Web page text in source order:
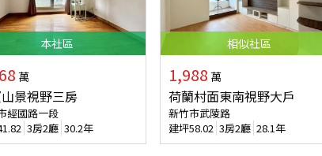
本社區
萬
景視野三房
經國路一段
3房2廳 30.2年
相似社區
1,988 萬
荷蘭村面東南視野大戶
新竹市武陵路
建坪58.02 3房2廳 28.1年